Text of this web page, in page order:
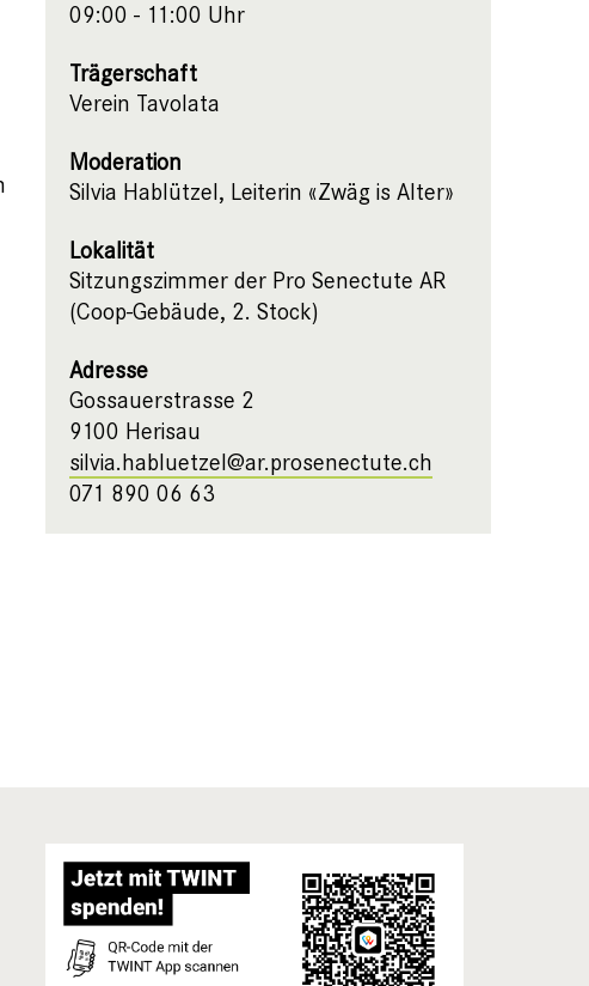
09:00 - 11:00 Uhr
Trägerschaft
Verein Tavolata
Moderation
Silvia Hablützel, Leiterin «Zwäg is Alter»
Lokalität
Sitzungszimmer der Pro Senectute AR
(Coop-Gebäude, 2. Stock)
Adresse
Gossauerstrasse 2
9100 Herisau
silvia.habluetzel@ar.prosenectute.ch
071 890 06 63